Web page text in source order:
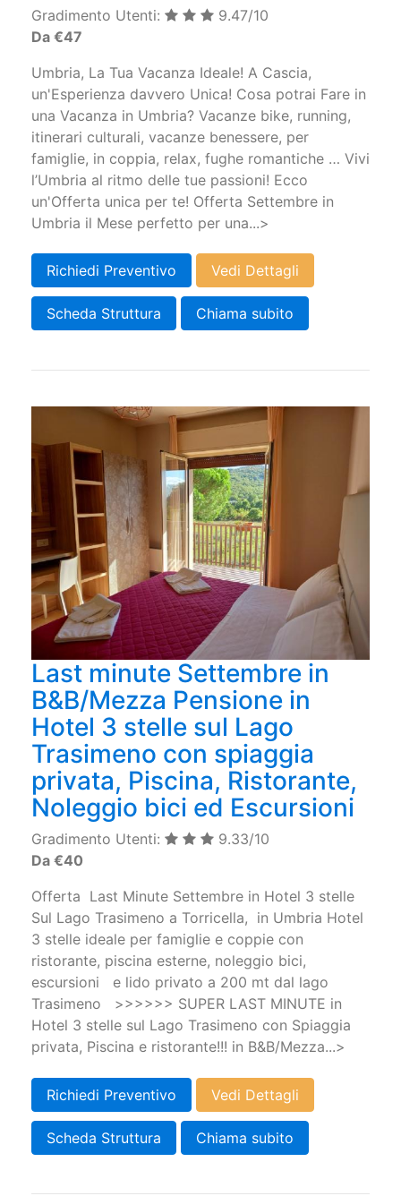
Gradimento Utenti:
9.47/10
Da €47
Umbria, La Tua Vacanza Ideale! A Cascia,
un'Esperienza davvero Unica! Cosa potrai Fare in
una Vacanza in Umbria? Vacanze bike, running,
itinerari culturali, vacanze benessere, per
famiglie, in coppia, relax, fughe romantiche … Vivi
l’Umbria al ritmo delle tue passioni! Ecco
un'Offerta unica per te! Offerta Settembre in
Umbria il Mese perfetto per una...>
Richiedi Preventivo Vedi Dettagli
Scheda Struttura Chiama subito
Last minute Settembre in
B&B/Mezza Pensione in
Hotel 3 stelle sul Lago
Trasimeno con spiaggia
privata, Piscina, Ristorante,
Noleggio bici ed Escursioni
Gradimento Utenti:
9.33/10
Da €40
Offerta Last Minute Settembre in Hotel 3 stelle
Sul Lago Trasimeno a Torricella, in Umbria Hotel
3 stelle ideale per famiglie e coppie con
ristorante, piscina esterne, noleggio bici,
escursioni e lido privato a 200 mt dal lago
Trasimeno >>>>>> SUPER LAST MINUTE in
Hotel 3 stelle sul Lago Trasimeno con Spiaggia
privata, Piscina e ristorante!!! in B&B/Mezza...>
Richiedi Preventivo Vedi Dettagli
Scheda Struttura Chiama subito